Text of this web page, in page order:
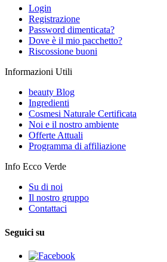
Login
Registrazione
Password dimenticata?
Dove è il mio pacchetto?
Riscossione buoni
Informazioni Utili
beauty Blog
Ingredienti
Cosmesi Naturale Certificata
Noi e il nostro ambiente
Offerte Attuali
Programma di affiliazione
Info Ecco Verde
Su di noi
Il nostro gruppo
Contattaci
Seguici su